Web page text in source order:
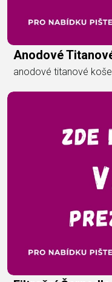
Anodové
anodové titanové koše